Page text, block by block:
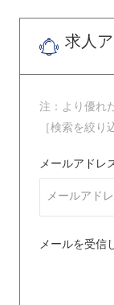
求人
注：より優れ
［検索を絞
メールアドレ
メールを受信